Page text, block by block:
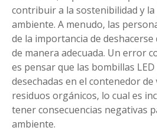
contribuir a la sostenibilidad y
ambiente. A menudo, las
de la importancia de
de manera adecuada. Un error
es pensar que las bombillas
desechadas en el contenedor
residuos orgánicos, lo cual es
tener consecuencias negativas
ambiente.